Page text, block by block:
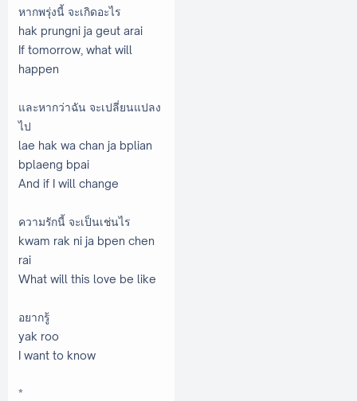
หากพรุ่งนี้ จะเกิดอะไร
hak prungni ja geut arai
If tomorrow, what will
happen
และหากว่าฉัน จะเปลี่ยนแปลง
ไป
lae hak wa chan ja bplian
bplaeng bpai
And if I will change
ความรักนี้ จะเป็นเช่นไร
kwam rak ni ja bpen chen
rai
What will this love be like
อยากรู้
yak roo
I want to know
*